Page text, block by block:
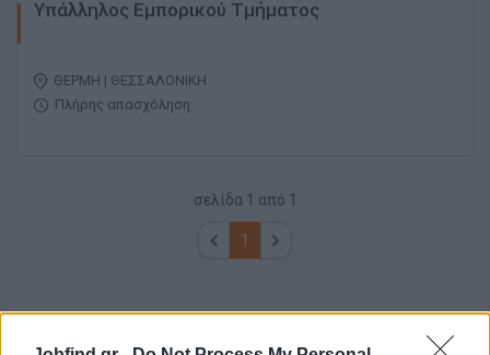
Υπάλληλος Εμπορικού Τμήματος
ΘΕΡΜΗ | ΘΕΣΣΑΛΟΝΙΚΗ
Πλήρης απασχόληση
σελίδα 1 από 1
1